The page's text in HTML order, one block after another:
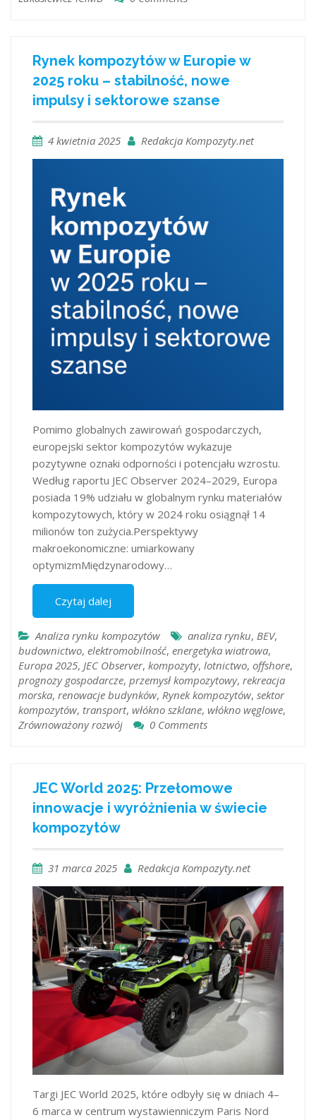
Rynek kompozytów w Europie w
2025 roku – stabilność, nowe
impulsy i sektorowe szanse
4 kwietnia 2025 Redakcja Kompozyty.net
Pomimo globalnych zawirowań gospodarczych,
europejski sektor kompozytów wykazuje
pozytywne oznaki odporności i potencjału wzrostu.
Według raportu JEC Observer 2024–2029, Europa
posiada 19% udziału w globalnym rynku materiałów
kompozytowych, który w 2024 roku osiągnął 14
milionów ton zużycia.Perspektywy
makroekonomiczne: umiarkowany
optymizmMiędzynarodowy…
Czytaj dalej
Analiza rynku kompozytów analiza rynku, BEV,
budownictwo, elektromobilność, energetyka wiatrowa,
Europa 2025, JEC Observer, kompozyty, lotnictwo, offshore,
prognozy gospodarcze, przemysł kompozytowy, rekreacja
morska, renowacje budynków, Rynek kompozytów, sektor
kompozytów, transport, włókno szklane, włókno węglowe,
Zrównoważony rozwój
0 Comments
JEC World 2025: Przełomowe
innowacje i wyróżnienia w świecie
kompozytów
31 marca 2025 Redakcja Kompozyty.net
​Targi JEC World 2025, które odbyły się w dniach 4–
6 marca w centrum wystawienniczym Paris Nord